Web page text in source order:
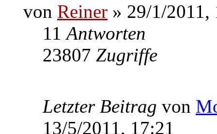
von Reiner » 29/1/2011,
11Antworten
23807 Zugriffe
Letzter Beitrag von
13/5/2011, 17:21